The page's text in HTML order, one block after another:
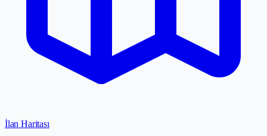
İlan Haritası